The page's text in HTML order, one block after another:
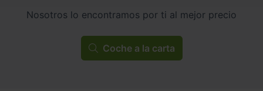
Nosotros lo encontramos por ti al mejor precio
Coche a la carta